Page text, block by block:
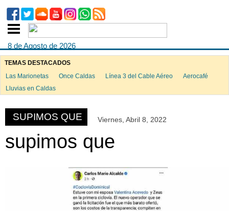
8 de Agosto de 2026
TEMAS DESTACADOS
Las Marionetas
Once Caldas Línea 3 del Cable Aéreo
Aerocafé
Lluvias en Caldas
SUPIMOS QUE Viernes, Abril 8, 2022
supimos que